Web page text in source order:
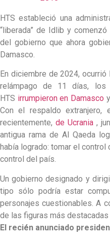
HTS estableció una
“liberada” de Idlib y
del gobierno que ahora
Damasco.
En diciembre de 2024,
relámpago de 11 días, los
HTS irrumpieron en Damasco
Con el respaldo extranjero,
recientemente,de Ucrania ,
antigua rama de Al Qaeda
había logrado: tomar el control
control del país.
Un gobierno designado y
tipo sólo podría estar
personajes cuestionables. A
de las figuras más destacadas
El recién anunciado